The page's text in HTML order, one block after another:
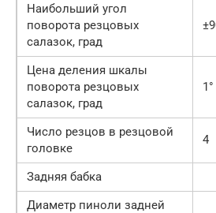
Наибольший угол
поворота резцовых
салазок, град
Цена деления шкалы
поворота резцовых
салазок, град
1°
Число резцов в резцовой
головке
4
Задняя бабка
Диаметр пиноли задней